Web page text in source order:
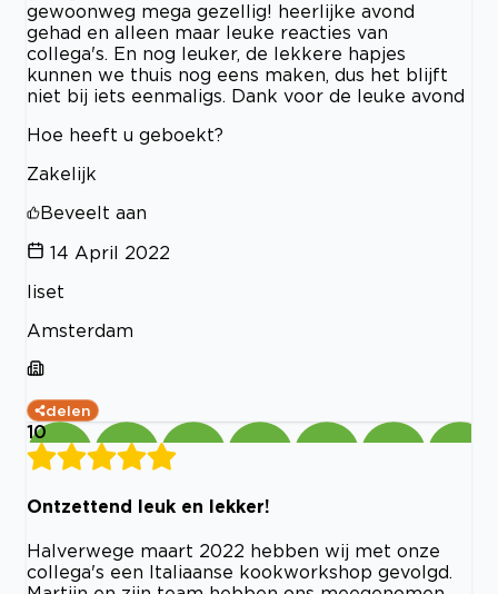
gewoonweg mega gezellig! heerlijke avond
gehad en alleen maar leuke reacties van
collega's. En nog leuker, de lekkere hapjes
kunnen we thuis nog eens maken, dus het blijft
niet bij iets eenmaligs. Dank voor de leuke avond
Hoe heeft u geboekt?
Zakelijk
Beveelt aan
14 April 2022
liset
Amsterdam
delen
10
Ontzettend leuk en lekker!
Halverwege maart 2022 hebben wij met onze
collega's een Italiaanse kookworkshop gevolgd.